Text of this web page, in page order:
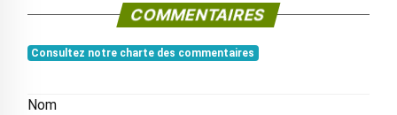
COMMENTAIRES
Consultez notre charte des commentaires
Nom